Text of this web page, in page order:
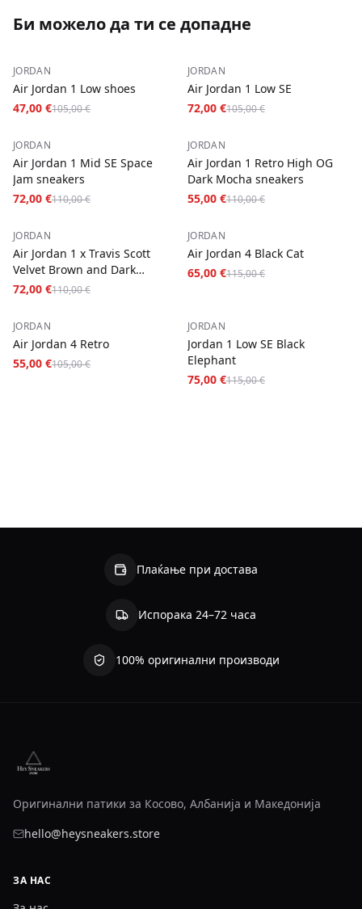
Би можело да ти се допадне
−55%
JORDAN
Air Jordan 1 Low shoes
47,00 €105,00 €
−31%
JORDAN
Air Jordan 1 Low SE
72,00 €105,00 €
−35%
JORDAN
Air Jordan 1 Mid SE Space
Jam sneakers
72,00 €110,00 €
−50%
JORDAN
Air Jordan 1 Retro High OG
Dark Mocha sneakers
55,00 €110,00 €
−35%
JORDAN
Air Jordan 1 x Travis Scott
Velvet Brown and Dark
Mocha
72,00 €110,00 €
−43%
JORDAN
Air Jordan 4 Black Cat
65,00 €115,00 €
−48%
JORDAN
Air Jordan 4 Retro
55,00 €105,00 €
−35%
JORDAN
Jordan 1 Low SE Black
Elephant
75,00 €115,00 €
Плаќање при достава
Испорака 24–72 часа
100% оригинални производи
Оригинални патики за Косово, Албанија и Македонија
hello@heysneakers.store
ЗА НАС